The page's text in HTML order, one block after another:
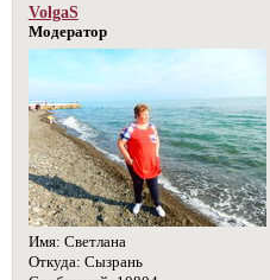
VolgaS
Модератор
Имя: Светлана
Откуда: Сызрань